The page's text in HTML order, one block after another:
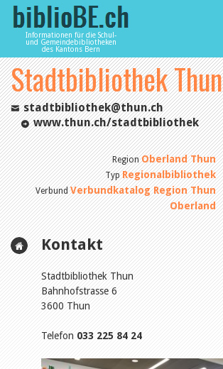
Informationen für die Schul-
und Gemeindebibliotheken
des Kantons Bern
Home
News und Fachbeiträge
Bibliotheken
Agenda
Dienstleistungen
biblioBE nutzen
Stadtbibliothek Thun
stadtbibliothek@thun.ch
www.thun.ch/stadtbibliothek
RegionOberland Thun
TypRegionalbibliothek
VerbundVerbundkatalog Region Thun
Oberland
Kontakt
Stadtbibliothek Thun
Bahnhofstrasse 6
3600 Thun
Telefon 033 225 84 24